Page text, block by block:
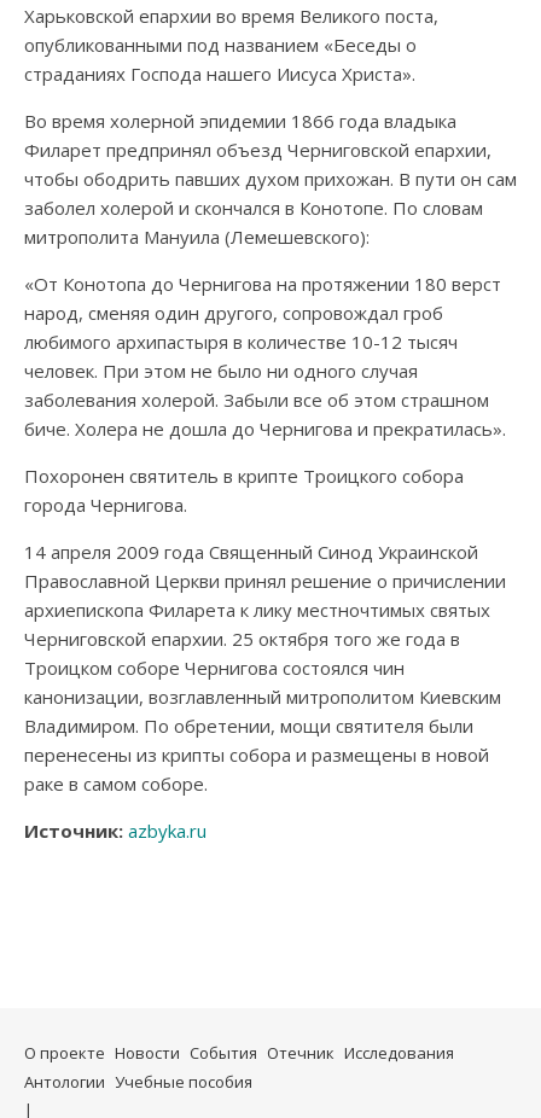
Харьковской епархии во время Великого поста,
опубликованными под названием «Беседы о
страданиях Господа нашего Иисуса Христа».
Во время холерной эпидемии 1866 года владыка
Филарет предпринял объезд Черниговской епархии,
чтобы ободрить павших духом прихожан. В пути он сам
заболел холерой и скончался в Конотопе. По словам
митрополита Мануила (Лемешевского):
«От Конотопа до Чернигова на протяжении 180 верст
народ, сменяя один другого, сопровождал гроб
любимого архипастыря в количестве 10-12 тысяч
человек. При этом не было ни одного случая
заболевания холерой. Забыли все об этом страшном
биче. Холера не дошла до Чернигова и прекратилась».
Похоронен святитель в крипте Троицкого собора
города Чернигова.
14 апреля 2009 года Священный Синод Украинской
Православной Церкви принял решение о причислении
архиепископа Филарета к лику местночтимых святых
Черниговской епархии. 25 октября того же года в
Троицком соборе Чернигова состоялся чин
канонизации, возглавленный митрополитом Киевским
Владимиром. По обретении, мощи святителя были
перенесены из крипты собора и размещены в новой
раке в самом соборе.
Источник: azbyka.ru
О проекте Новости События Отечник Исследования
Антологии Учебные пособия